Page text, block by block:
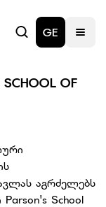
GE
OF
აგრძელებს
School